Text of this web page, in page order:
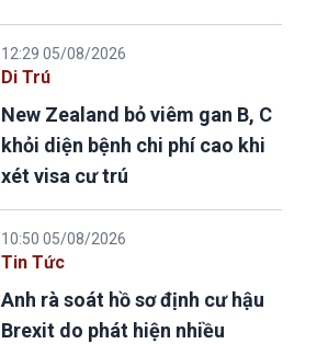
12:29 05/08/2026
Di Trú
New Zealand bỏ viêm gan B, C
khỏi diện bệnh chi phí cao khi
xét visa cư trú
10:50 05/08/2026
Tin Tức
Anh rà soát hồ sơ định cư hậu
Brexit do phát hiện nhiều